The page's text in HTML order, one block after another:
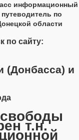
информационный
путеводитель по
области
по сайту:
(Донбасса) и
т.н.